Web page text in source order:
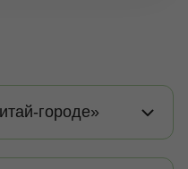
городе»